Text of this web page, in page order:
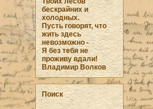
бескрайних и
холодных.
Пусть говорят, что
жить здесь
невозможно -
Я без тебя не
проживу вдали!
Владимир Волков
Поиск